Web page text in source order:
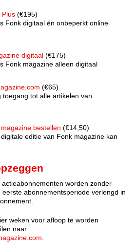
Plus (€195)
Fonk digitaal én onbeperkt online
digitaal (€175)
Fonk magazine alleen digitaal
(€65)
tot alle artikelen van
bestellen (€14,50)
editie van Fonk magazine kan
worden zonder
abonnementsperiode verlengd in
weken voor afloop te worden
naar